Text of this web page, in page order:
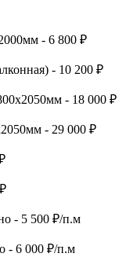
- 6 800 ₽
- 10 200 ₽
- 18 000 ₽
- 29 000 ₽
- 5 500 ₽/п.м
- 6 000 ₽/п.м